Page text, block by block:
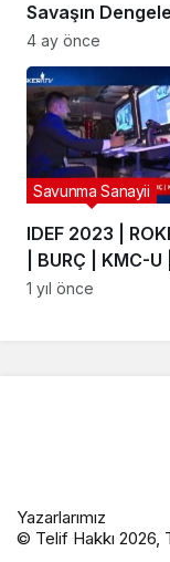
Savaşın
Nasıl
Asimetrik
Yüzü
4 ay önce
IDEF 2023 |
| BURÇ | KMC-U |
LEVENT |
Savunma Sanayii
1 yıl önce
Yazarlarımız
© Telif Hakkı 2026,